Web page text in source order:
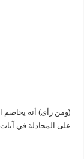
(ومن رأى) أنه يخاصم
على المجادلة في